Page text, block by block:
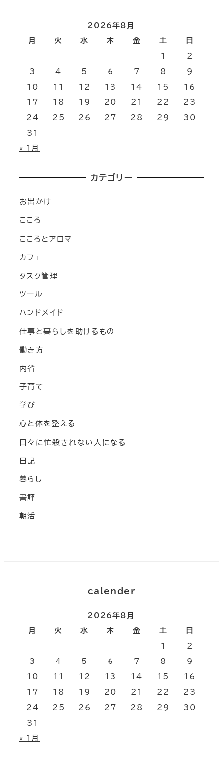
2026年8月
月
火 水 木 金 土 日
1 2
3 4 5 6 7 8 9
10 11 12 13 14 15 16
17 18 19 20 21 22 23
24 25 26 27 28 29 30
31
« 1月
カテゴリー
お出かけ
こころ
こころとアロマ
カフェ
タスク管理
ツール
ハンドメイド
仕事と暮らしを助けるもの
働き方
内省
子育て
学び
心と体を整える
日々に忙殺されない人になる
日記
暮らし
書評
朝活
calender
2026年8月
月
火 水 木 金 土 日
1 2
3 4 5 6 7 8 9
10 11 12 13 14 15 16
17 18 19 20 21 22 23
24 25 26 27 28 29 30
31
« 1月